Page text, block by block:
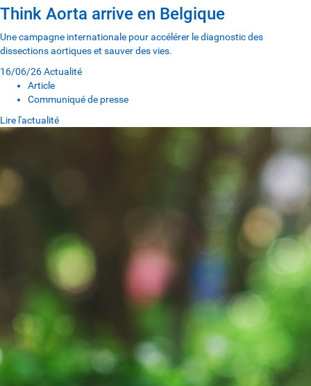
Think Aorta arrive en Belgique
Une campagne internationale pour accélérer le diagnostic des
dissections aortiques et sauver des vies.
16/06/26Actualité
Article
Communiqué de presse
Lire l'actualité